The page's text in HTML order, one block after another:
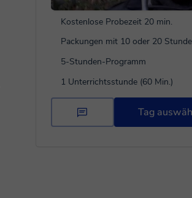
Kostenlose Probezeit 20 min.
Packungen mit 10 oder 20
5-Stunden-Programm
1 Unterrichtsstunde (60 Min.)
Tag